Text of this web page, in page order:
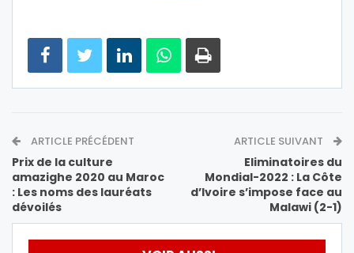
ARTICLE PRÉCÉDENT
Prix de la culture
amazighe 2020 au Maroc
: Les noms des lauréats
dévoilés
ARTICLE SUIVANT
Eliminatoires du
Mondial-2022 : La Côte
d’Ivoire s’impose face au
Malawi (2-1)